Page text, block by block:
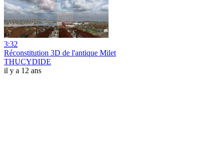
3:32
Réconstitution 3D de l'antique Milet
THUCYDIDE
il y a 12 ans